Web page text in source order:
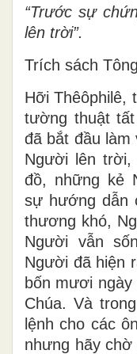
“Trước sự
lên trời”.
Trích sách
Hỡi Thêôphilê,
tường thuật
đã bắt đầu làm
Người lên trời,
đồ, những kẻ
sự hướng dẫn
thương khó,
Người vẫn
Người đã hiện
bốn mươi ngày
Chúa. Và
lệnh cho các
nhưng hãy chờ